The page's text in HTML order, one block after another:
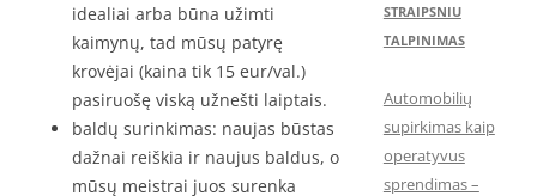
idealiai arba būna užimti
kaimynų, tad mūsų patyrę
krovėjai (kaina tik 15 eur/val.)
pasiruošę viską užnešti laiptais.
baldų surinkimas: naujas būstas
dažnai reiškia ir naujus baldus, o
mūsų meistrai juos surenka
STRAIPSNIU
TALPINIMAS
Automobilių
supirkimas kaip
operatyvus
sprendimas –